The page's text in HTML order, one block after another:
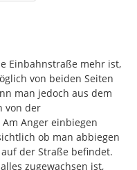
Einbahnstraße mehr ist,
von beiden Seiten
man jedoch aus dem
von der
Anger einbiegen
ob man abbiegen
der Straße befindet.
zugewachsen ist,